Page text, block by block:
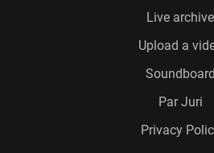
Live archive
Upload a
Soundboard
Par Juri
Privacy